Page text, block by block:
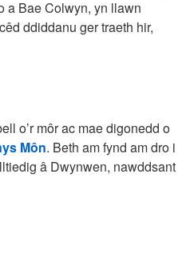
a Bae Colwyn, yn llawn
ddiddanu ger traeth hir,
o’r môr ac mae digonedd o
Môn. Beth am fynd am dro i
â Dwynwen, nawddsant